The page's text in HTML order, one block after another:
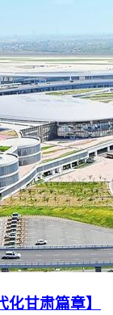
化甘肃篇章】